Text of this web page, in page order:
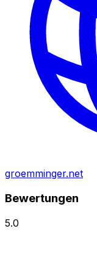
groemminger.net
Bewertungen
5.0